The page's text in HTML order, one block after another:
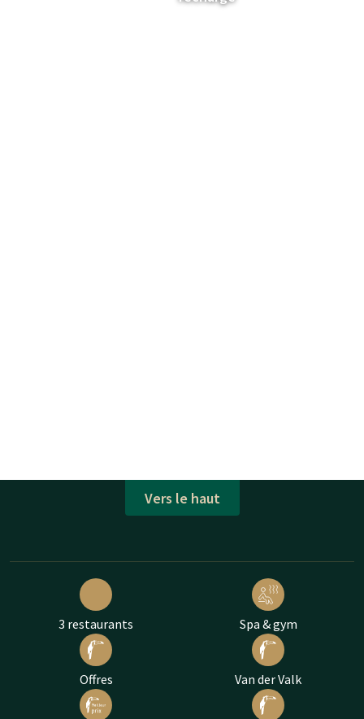
Vers le haut
3 restaurants Spa & gym
Offres Van der Valk